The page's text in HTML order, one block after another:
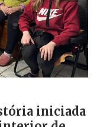
iniciada